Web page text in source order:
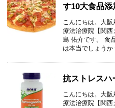
す10大食品
こんにちは。大
療法治療院【関
島 佑介です。 食
は本当でしょう
抗ストレスハ
こんにちは。大
療法治療院【関